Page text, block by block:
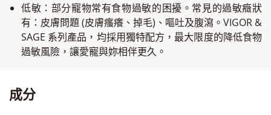
低敏：部分寵物常有食物過敏的困擾。常見的過敏癥狀
有：皮膚問題 (皮膚瘙癢、掉毛)、嘔吐及腹瀉。VIGOR &
SAGE 系列產品，均採用獨特配方，最大限度的降低食物
過敏風險，讓愛寵與妳相伴更久。
成分